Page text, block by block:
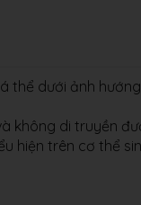
thể dưới ảnh
không di truyền
hiện trên cơ thể